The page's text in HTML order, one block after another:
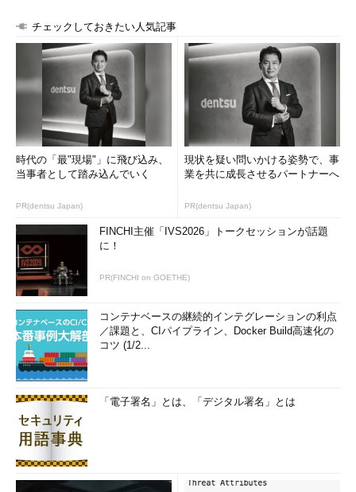
チェックしておきたい人気記事
時代の「最"現場"」に飛び込み、
当事者として踏み込んでいく
PR(dentsu Japan)
現状を疑い問いかける姿勢で、事
業を共に成長させるパートナーへ
PR(dentsu Japan)
FINCHI主催「IVS2026」トークセッションが話題
に！
PR(FINCHI on GOETHE)
コンテナベースの継続的インテグレーションの利点
／課題と、CIパイプライン、Docker Build高速化の
コツ (1/2...
「電子署名」とは、「デジタル署名」とは